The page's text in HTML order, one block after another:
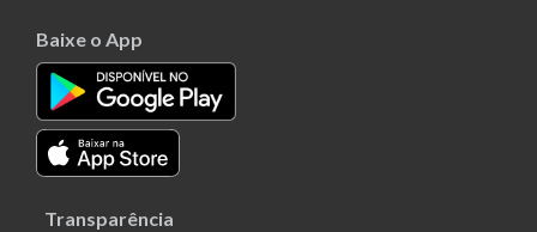
Baixe o App
Transparência